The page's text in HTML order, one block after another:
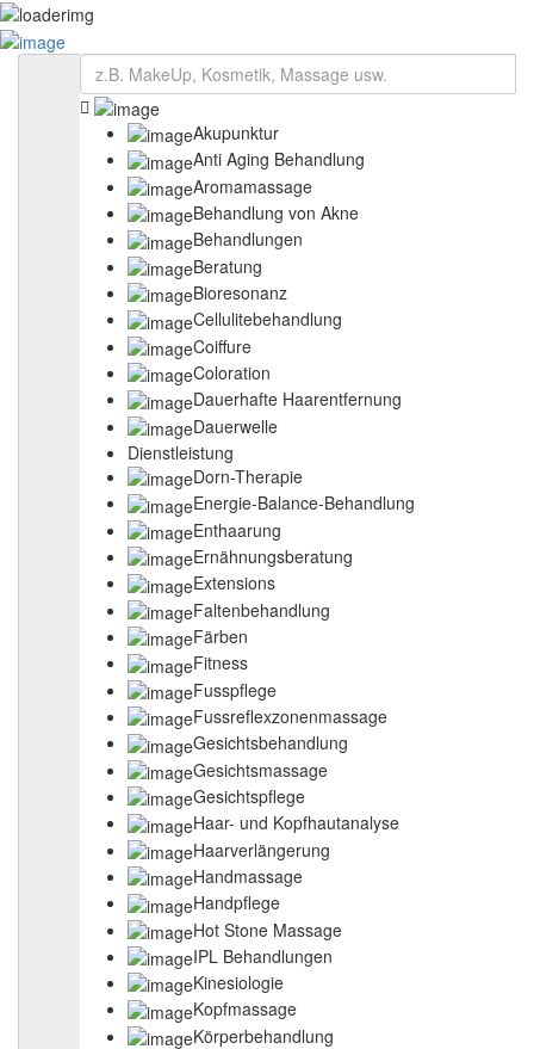
eintragen
Startseite
über Swiss-Beauty
Kontakt
Veranstaltungen
Beauty-Wiki
Produkte
Datenschutzerklärung
Impressum
Akupunktur
Anti Aging Behandlung
Aromamassage
Behandlung von Akne
Behandlungen
Beratung
Bioresonanz
Cellulitebehandlung
Coiffure
Coloration
Dauerhafte Haarentfernung
Dauerwelle
Dienstleistung
Dorn-Therapie
Energie-Balance-Behandlung
Enthaarung
Ernähnungsberatung
Extensions
Faltenbehandlung
Färben
Fitness
Fusspflege
Fussreflexzonenmassage
Gesichtsbehandlung
Gesichtsmassage
Gesichtspflege
Haar- und Kopfhautanalyse
Haarverlängerung
Handmassage
Handpflege
Hot Stone Massage
IPL Behandlungen
Kinesiologie
Kopfmassage
Körperbehandlung